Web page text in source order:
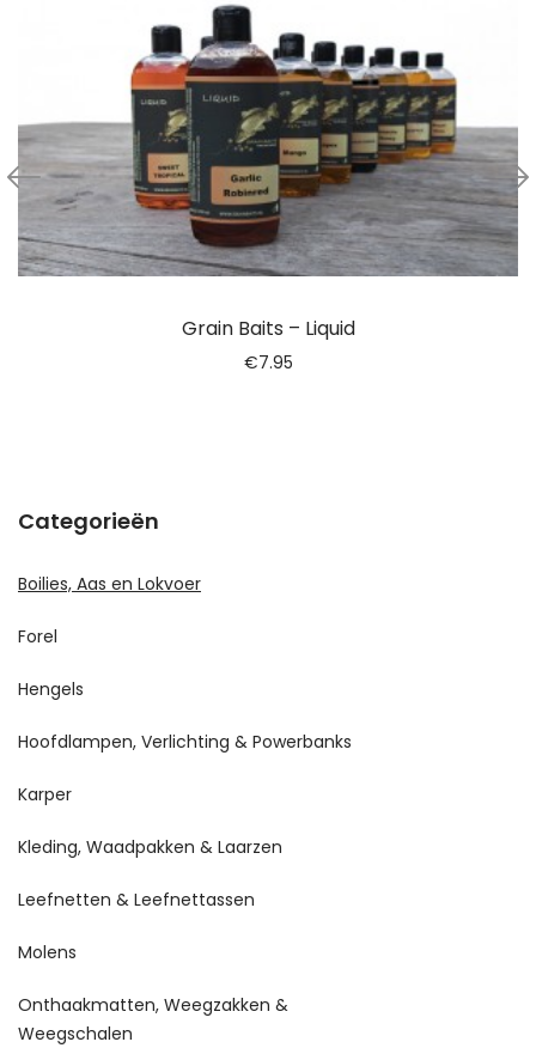
Grain Baits – Liquid
€7.95
Categorieën
Boilies, Aas en Lokvoer
Forel
Hengels
Hoofdlampen, Verlichting & Powerbanks
Karper
Kleding, Waadpakken & Laarzen
Leefnetten & Leefnettassen
Molens
Onthaakmatten, Weegzakken &
Weegschalen